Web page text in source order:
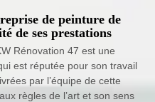
de peinture de
de ses prestations
Rénovation 47 est une
est réputée pour son travail
par l’équipe de cette
règles de l’art et son sens